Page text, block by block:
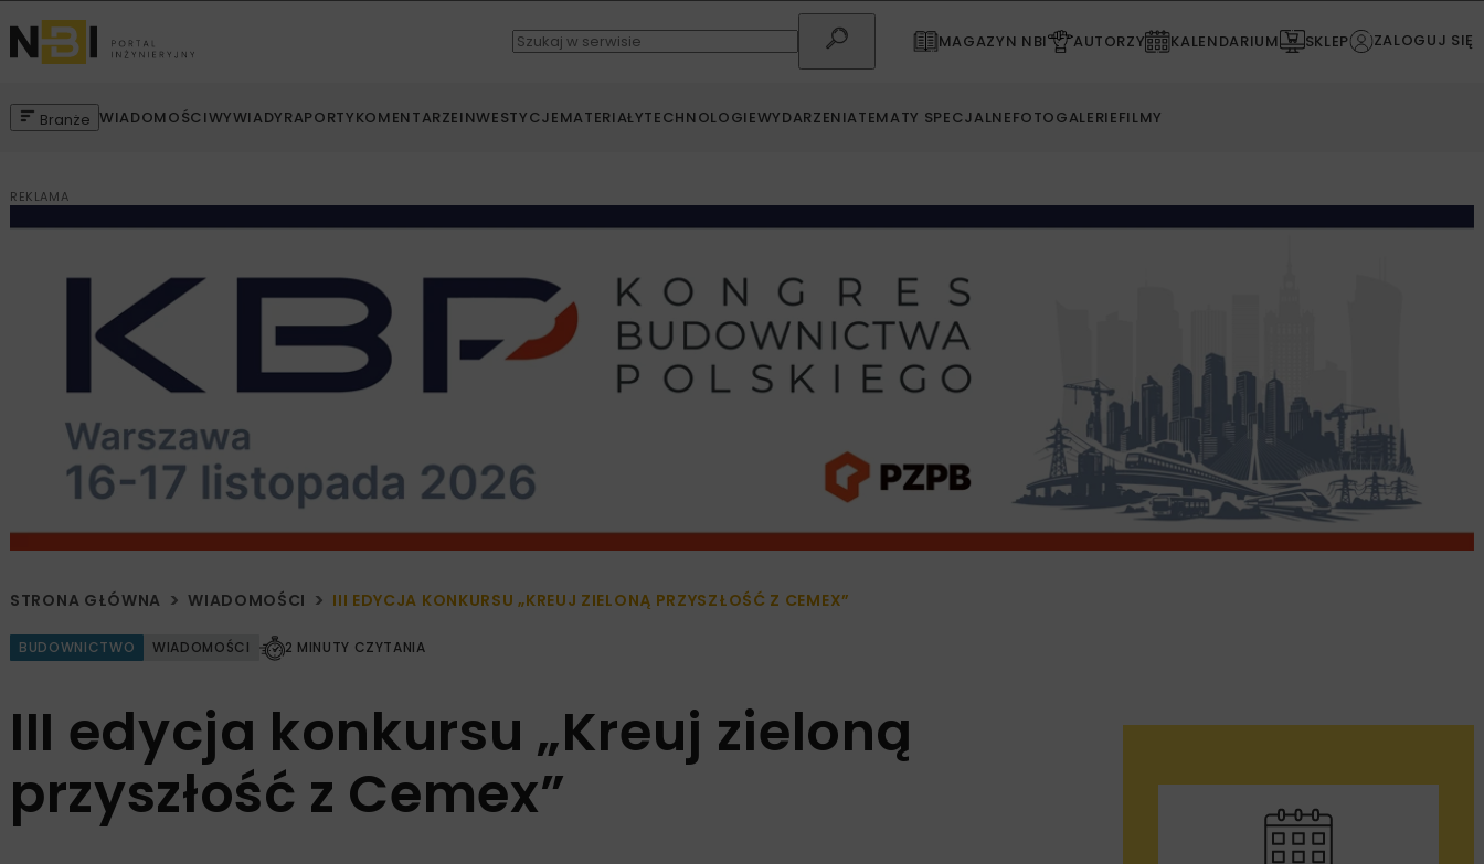
MAGAZYN NBI AUTORZY KALENDARIUM SKLEP ZALOGUJ SIĘ
Branże WIADOMOŚCIWYWIADYRAPORTYKOMENTARZEINWESTYCJEMATERIAŁYTECHNOLOGIEWYDARZENIATEMATY SPECJALNEFOTOGALERIEFILMY
REKLAMA
STRONA GŁÓWNA WIADOMOŚCI III EDYCJA KONKURSU „KREUJ ZIELONĄ PRZYSZŁOŚĆ Z CEMEX”
BUDOWNICTWO WIADOMOŚCI 2 MINUTY CZYTANIA
III edycja konkursu „Kreuj zieloną
przyszłość z Cemex”